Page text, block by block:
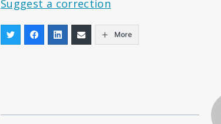
Suggest a correction
More